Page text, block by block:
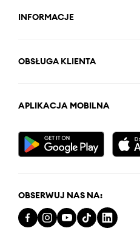
INFORMACJE
OBSŁUGA KLIENTA
APLIKACJA MOBILNA
OBSERWUJ NAS NA: